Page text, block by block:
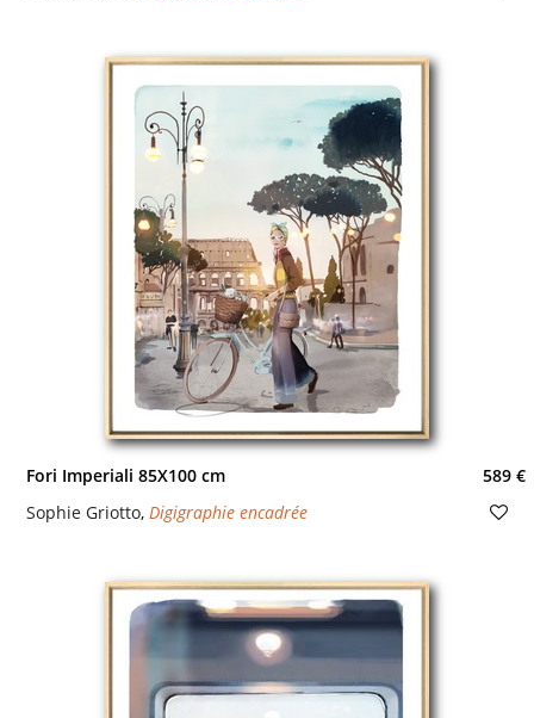
Fori Imperiali 85X100 cm
589 €
Sophie Griotto, Digigraphie encadrée